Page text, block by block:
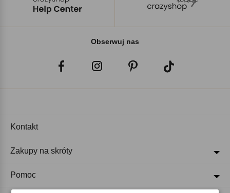
Obserwuj nas
Kontakt
Zakupy na skróty
Pomoc